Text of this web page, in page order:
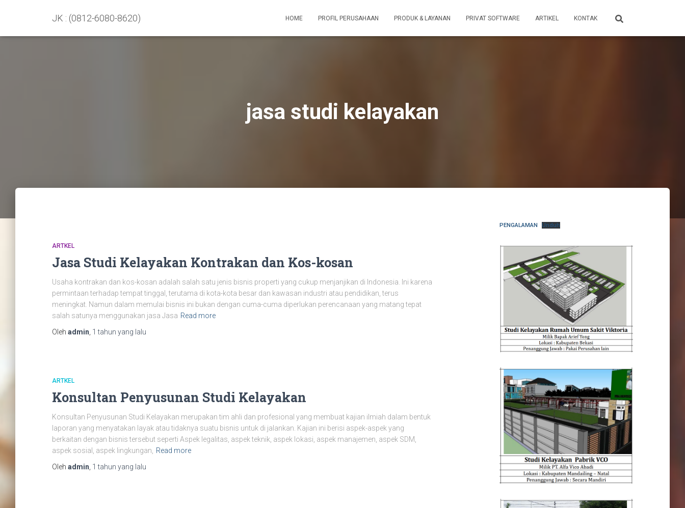
JK : (0812-6080-8620) HOME PROFIL PERUSAHAAN PRODUK & LAYANAN PRIVAT SOFTWARE ARTIKEL KONTAK
jasa studi kelayakan
ARTKEL
Jasa Studi Kelayakan Kontrakan dan Kos-kosan
Usaha kontrakan dan kos-kosan adalah salah satu jenis bisnis properti yang cukup menjanjikan di Indonesia. Ini karena
permintaan terhadap tempat tinggal, terutama di kota-kota besar dan kawasan industri atau pendidikan, terus
meningkat. Namun dalam memulai bisnis ini bukan dengan cuma-cuma diperlukan perencanaan yang matang tepat
salah satunya menggunakan jasa Jasa Read more
Oleh admin 1 tahun yang lalu
ARTKEL
Konsultan Penyusunan Studi Kelayakan
Konsultan Penyusunan Studi Kelayakan merupakan tim ahli dan profesional yang membuat kajian ilmiah dalam bentuk
laporan yang menyatakan layak atau tidaknya suatu bisnis untuk di jalankan. Kajian ini berisi aspek-aspek yang
berkaitan dengan bisnis tersebut seperti Aspek legalitas, aspek teknik, aspek lokasi, aspek manajemen, aspek SDM,
aspek sosial, aspek lingkungan,
Read more
Oleh admin 1 tahun yang lalu
PENGALAMAN Unduh